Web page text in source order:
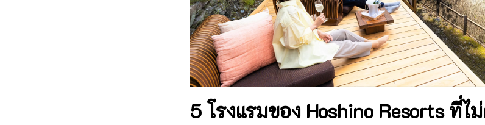
5 โรงแรมของ Hoshino Resorts ที่ไ